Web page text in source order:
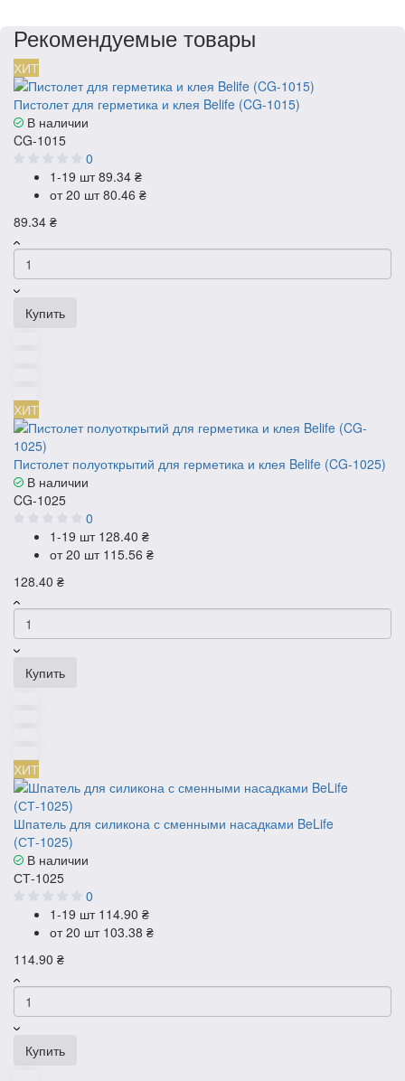
Рекомендуемые товары
ХИТ
Пистолет для герметика и клея Belife (CG-1015)
В наличии
CG-1015
0
1-19 шт89.34 ₴
от 20 шт80.46 ₴
89.34 ₴
Купить
ХИТ
Пистолет полуоткрытий для герметика и клея Belife (CG-1025)
В наличии
CG-1025
0
1-19 шт 128.40 ₴
от 20 шт 115.56 ₴
128.40 ₴
Купить
ХИТ
Шпатель для силикона с сменными насадками BeLife
(СТ-1025)
В наличии
СТ-1025
0
1-19 шт 114.90 ₴
от 20 шт 103.38 ₴
114.90 ₴
Купить